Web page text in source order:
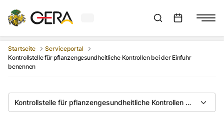
Aktuelles Wetter in GeraSuchleiste anzeigen
Startseite
Serviceportal
Kontrollstelle für pflanzengesundheitliche Kontrollen bei der Einfuhr
benennen
Kontrollstelle für pflanzengesundheitliche Kontrollen bei der